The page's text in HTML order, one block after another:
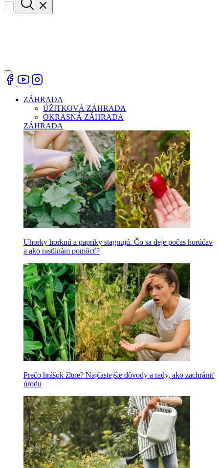
ZÁHRADA
ÚŽITKOVÁ ZÁHRADA
OKRASNÁ ZÁHRADA
ZÁHRADA
Uhorky horknú a papriky stagnujú. Čo sa deje počas horúčav
a ako rastlinám pomôcť?
Prečo hrášok žltne? Najčastejšie dôvody a rady, ako zachrániť
úrodu